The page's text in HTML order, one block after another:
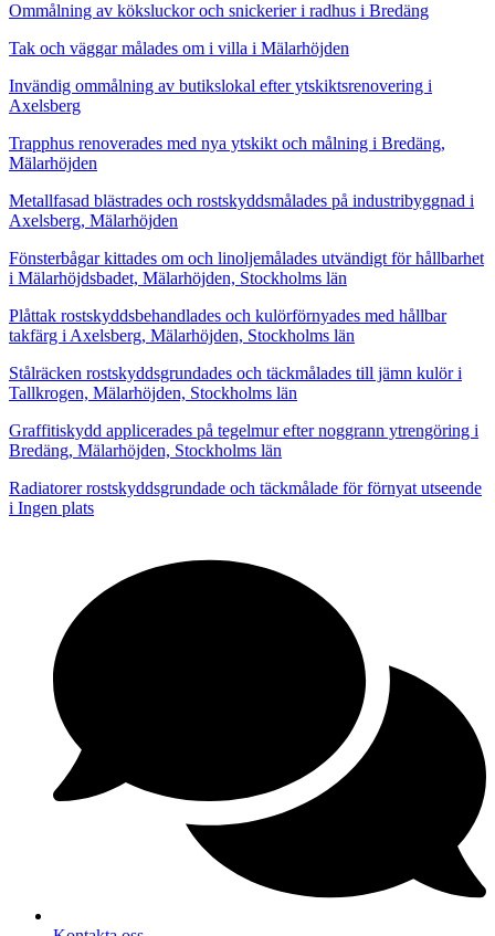
Ommålning av köksluckor och snickerier i radhus i Bredäng
Tak och väggar målades om i villa i Mälarhöjden
Invändig ommålning av butikslokal efter ytskiktsrenovering i
Axelsberg
Trapphus renoverades med nya ytskikt och målning i Bredäng,
Mälarhöjden
Metallfasad blästrades och rostskyddsmålades på industribyggnad i
Axelsberg, Mälarhöjden
Fönsterbågar kittades om och linoljemålades utvändigt för hållbarhet
i Mälarhöjdsbadet, Mälarhöjden, Stockholms län
Plåttak rostskyddsbehandlades och kulörförnyades med hållbar
takfärg i Axelsberg, Mälarhöjden, Stockholms län
Stålräcken rostskyddsgrundades och täckmålades till jämn kulör i
Tallkrogen, Mälarhöjden, Stockholms län
Graffitiskydd applicerades på tegelmur efter noggrann ytrengöring i
Bredäng, Mälarhöjden, Stockholms län
Radiatorer rostskyddsgrundade och täckmålade för förnyat utseende
i Ingen plats